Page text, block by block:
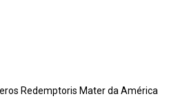
Redemptoris Mater da América